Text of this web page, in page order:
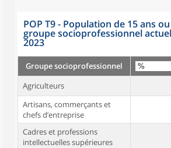
POP T9 - Population de 15 ans
groupe socioprofessionnel
2023
Groupe socioprofessionnel
Agriculteurs
Artisans, commerçants et
chefs d’entreprise
Cadres et professions
intellectuelles supérieures